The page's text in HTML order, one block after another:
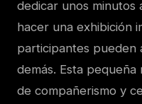
dedicar unos minutos
hacer una exhibición
participantes pueden
demás. Esta
de compañerismo y